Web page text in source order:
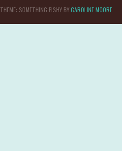
THEME: SOMETHING FISHY BYCAROLINE MOORE.